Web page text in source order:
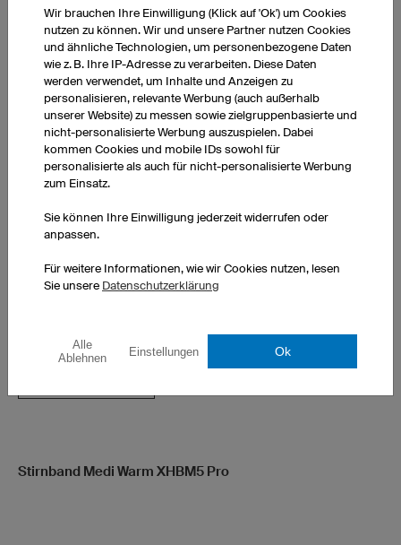
Doppelt gelegte Kapuze
Passform für Damen und Herren
Stirnband Medi Warm XHBM5 Pro
Wir brauchen Ihre Einwilligung (Klick auf 'Ok') um Cookies
nutzen zu können. Wir und unsere Partner nutzen Cookies
und ähnliche Technologien, um personenbezogene Daten
wie z. B. Ihre IP-Adresse zu verarbeiten. Diese Daten
werden verwendet, um Inhalte und Anzeigen zu
personalisieren, relevante Werbung (auch außerhalb
unserer Website) zu messen sowie zielgruppenbasierte und
nicht-personalisierte Werbung auszuspielen. Dabei
kommen Cookies und mobile IDs sowohl für
personalisierte als auch für nicht-personalisierte Werbung
zum Einsatz.
Sie können Ihre Einwilligung jederzeit widerrufen oder
anpassen.
Für weitere Informationen, wie wir Cookies nutzen, lesen
Sie unsere Datenschutzerklärung
Alle
Ablehnen
Einstellungen Ok